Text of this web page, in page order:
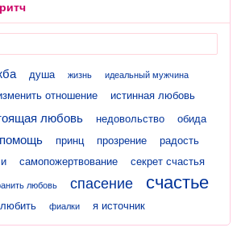
душа жизнь идеальный мужчина
отношение истинная любовь
любовь недовольство
обида
помощь принц прозрение
радость
самопожертвование
секрет счастья
любовь спасение счастье
фиалки я источник